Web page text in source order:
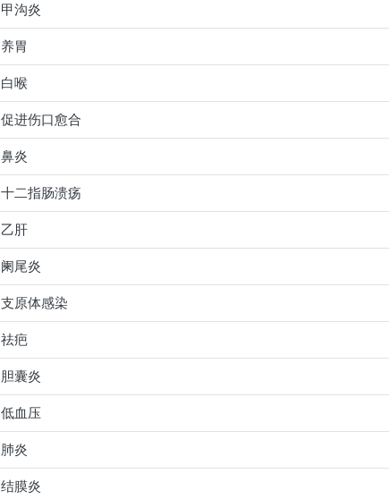
甲沟炎
养胃
白喉
促进伤口愈合
鼻炎
十二指肠溃疡
乙肝
阑尾炎
支原体感染
祛疤
胆囊炎
低血压
肺炎
结膜炎